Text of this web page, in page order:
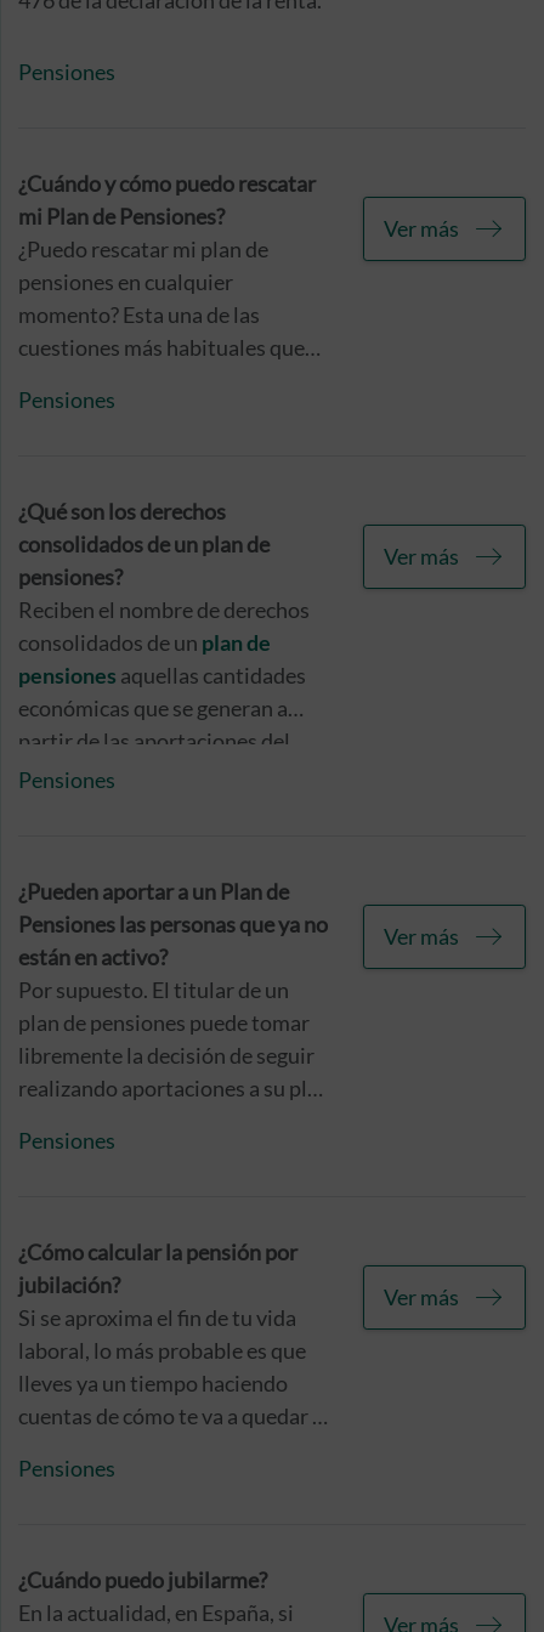
Pensiones
¿Cuándo y cómo puedo rescatar
mi Plan de Pensiones?
¿Puedo rescatar mi plan de
pensiones en cualquier
momento? Esta una de las
cuestiones más habituales que
contratar este instrumento de
ofrecerte una respuesta lo más
detallada posible en este sentido.
Pensiones
Ver más
¿Qué son los derechos
consolidados de un plan de
pensiones?
Reciben el nombre de derechos
consolidados de un plan de
pensiones aquellas cantidades
económicas que se generan a
partir de las aportaciones del
partícipe, o partícipes, del plan de
responsable de su gestión,
durante la vigencia del mismo.
Pensiones
Ver más
¿Pueden aportar a un Plan de
Pensiones las personas que ya no
están en activo?
Por supuesto. El titular de un
plan de pensiones puede tomar
libremente la decisión de seguir
realizando aportaciones a su plan
se encuentre en activo.
Pensiones
Ver más
¿Cómo calcular la pensión por
jubilación?
Si se aproxima el fin de tu vida
laboral, lo más probable es que
lleves ya un tiempo haciendo
cuentas de cómo te va a quedar la
problema es que, si no tiene
galimatías. No te preocupes, te
contamos cómo hacerlo, ¡e
Pensiones
Ver más
¿Cuándo puedo jubilarme?
En la actualidad, en España, si
Ver más